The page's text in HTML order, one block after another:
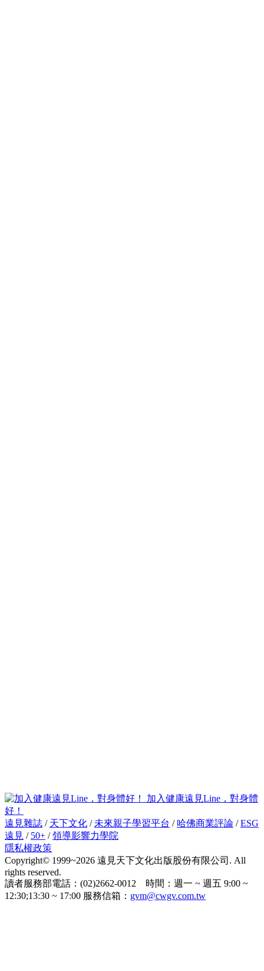
加入健康遠見Line，對身體
好！
遠見雜誌 / 天下文化 / 未來親子學習平台 / 哈佛商業評論 /ESG
遠見 / 50+ /領導影響力學院
隱私權政策
Copyright© 1999~2026 遠見天下文化出版股份有限公司. All
rights reserved.
讀者服務部電話：(02)2662-0012 時間：週一 ~ 週五 9:00 ~
12:30;13:30 ~ 17:00 服務信箱： gvm@cwgv.com.tw